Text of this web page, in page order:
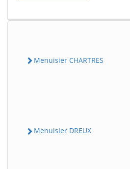
Menuisier CHARTRES
Menuisier DREUX